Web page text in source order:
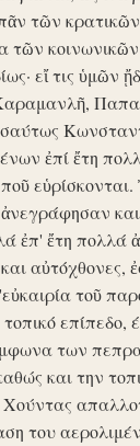
τῶν
εἴ τις ὑμῶν
ἐπί ἔτη
ἐπ' ἔτη πολλά
αὐτόχθονες,
τοῦ
των
και την
Χούντας
του